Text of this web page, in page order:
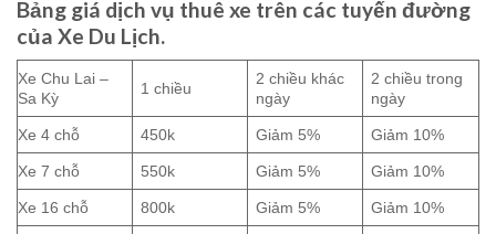
Bảng giá dịch vụ thuê xe trên các tuyến đường
của Xe Du Lịch.
Xe Chu Lai –
Sa Kỳ
1 chiều
2 chiều khác
ngày
2 chiều trong
ngày
Xe 4 chỗ 450k Giảm 5% Giảm 10%
Xe 7 chỗ 550k Giảm 5% Giảm 10%
Xe 16 chỗ 800k Giảm 5% Giảm 10%